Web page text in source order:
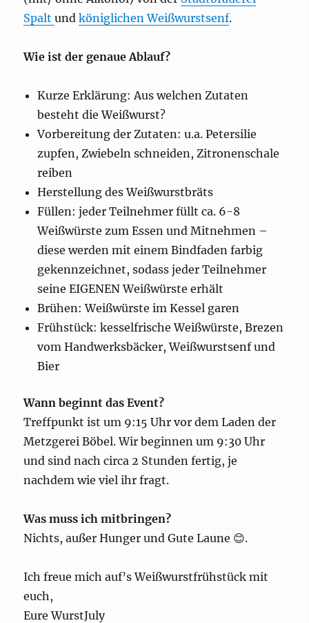
Spaltundköniglichen Weißwurstsenf.
Wie ist der genaue Ablauf?
Kurze Erklärung: Aus welchen Zutaten
besteht die Weißwurst?
Vorbereitung der Zutaten: u.a. Petersilie
zupfen, Zwiebeln schneiden, Zitronenschale
reiben
Herstellung des Weißwurstbräts
Füllen: jeder Teilnehmer füllt ca. 6-8
Weißwürste zum Essen und Mitnehmen –
diese werden mit einem Bindfaden farbig
gekennzeichnet, sodass jeder Teilnehmer
seine EIGENEN Weißwürste erhält
Brühen: Weißwürste im Kessel garen
Frühstück: kesselfrische Weißwürste, Brezen
vom Handwerksbäcker, Weißwurstsenf und
Bier
Wann beginnt das Event?
Treffpunkt ist um 9:15 Uhr vor dem Laden der
Metzgerei Böbel. Wir beginnen um 9:30 Uhr
und sind nach circa 2 Stunden fertig, je
nachdem wie viel ihr fragt.
Was muss ich mitbringen?
Nichts, außer Hunger und Gute Laune 😊.
Ich freue mich auf’s Weißwurstfrühstück mit
euch,
Eure WurstJuly